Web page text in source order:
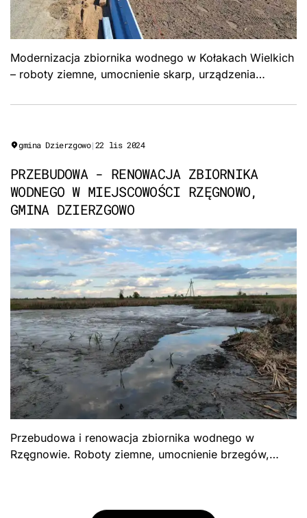
Modernizacja zbiornika wodnego w Kołakach Wielkich
– roboty ziemne, umocnienie skarp, urządzenia
Grudusk.
gmina Dzierzgowo|22 lis 2024
PRZEBUDOWA - RENOWACJA ZBIORNIKA
WODNEGO W MIEJSCOWOŚCI RZĘGNOWO,
GMINA DZIERZGOWO
Przebudowa i renowacja zbiornika wodnego w
Rzęgnowie. Roboty ziemne, umocnienie brzegów,